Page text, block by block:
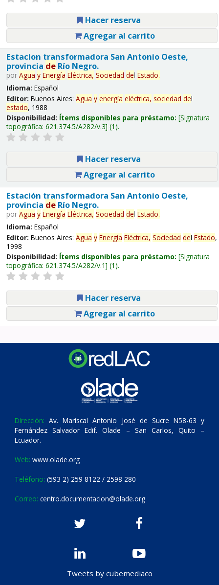
Hacer reserva
Agregar al carrito
Estacion transformadora San Antonio Oeste,
provincia deRío Negro.
por Agua y Energía Eléctrica, Sociedad del Estado.
Idioma: Español
Editor: Buenos Aires: Agua y energía eléctrica, sociedad del
estado, 1988
Disponibilidad: Ítems disponibles para préstamo: Signatura
topográfica: 621.374.5/A282/v.3 (1).
Hacer reserva
Agregar al carrito
Estación transformadora San Antonio Oeste,
provincia deRío Negro.
por Agua y Energía Eléctrica, Sociedad del Estado.
Idioma: Español
Editor: Buenos Aires: Agua y Energía Eléctrica, Sociedad del Estado,
1998
Disponibilidad: Ítems disponibles para préstamo: Signatura
topográfica: 621.374.5/A282/v.1 (1).
Hacer reserva
Agregar al carrito
Dirección: Av. Mariscal Antonio José de Sucre N58-63 y
Fernández Salvador Edif. Olade – San Carlos, Quito –
Ecuador.
Web: www.olade.org
Teléfono: (593 2) 259 8122 / 2598 280
Correo: centro.documentacion@olade.org
Tweets by cubemediaco